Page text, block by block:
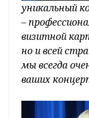
уникальный
–
визитной
но и всей
мы всегда
ваших